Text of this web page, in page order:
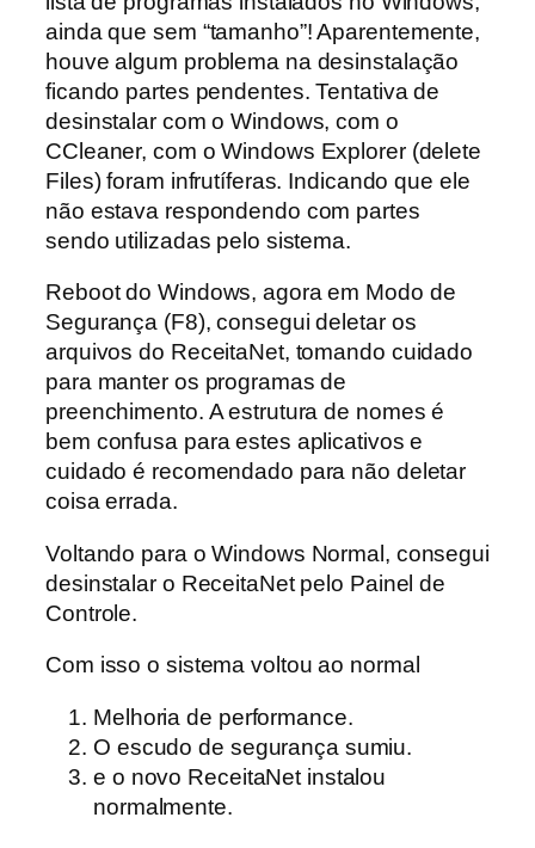
ainda que sem “tamanho”! Aparentemente,
houve algum problema na desinstalação
ficando partes pendentes. Tentativa de
desinstalar com o Windows, com o
CCleaner, com o Windows Explorer (delete
Files) foram infrutíferas. Indicando que ele
não estava respondendo com partes
sendo utilizadas pelo sistema.
Reboot do Windows, agora em Modo de
Segurança (F8), consegui deletar os
arquivos do ReceitaNet, tomando cuidado
para manter os programas de
preenchimento. A estrutura de nomes é
bem confusa para estes aplicativos e
cuidado é recomendado para não deletar
coisa errada.
Voltando para o Windows Normal, consegui
desinstalar o ReceitaNet pelo Painel de
Controle.
Com isso o sistema voltou ao normal
Melhoria de performance.
O escudo de segurança sumiu.
e o novo ReceitaNet instalou
normalmente.